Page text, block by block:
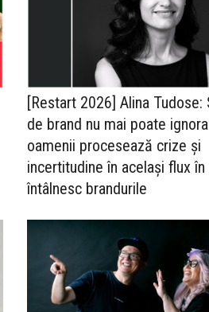
[Restart 2026] Alina Tudose:
de brand nu mai poate
oamenii procesează crize și
incertitudine în același flux în
întâlnesc brandurile